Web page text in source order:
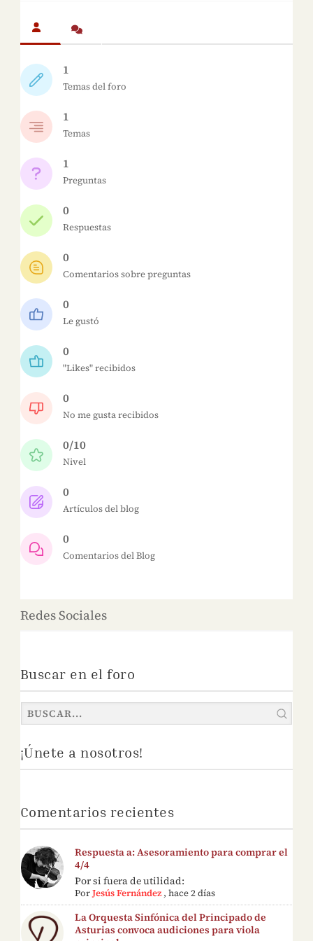
1
Temas del foro
1
Temas
1
Preguntas
0
Respuestas
0
Comentarios sobre preguntas
0
Le gustó
0
"Likes" recibidos
0
No me gusta recibidos
0/10
Nivel
0
Artículos del blog
0
Comentarios del Blog
Redes Sociales
Buscar en el foro
¡Únete a nosotros!
Comentarios recientes
Respuesta a: Asesoramiento para comprar el
4/4
Por si fuera de utilidad:
PorJesús Fernández ,hace 2 días
La Orquesta Sinfónica del Principado de
Asturias convoca audiciones para viola